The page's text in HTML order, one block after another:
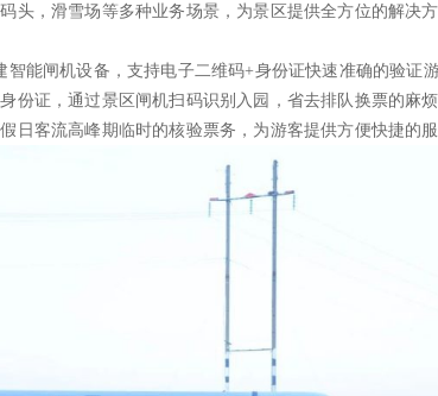
头，滑雪场等多种业务场景，为景区提供全方位的解决方
智能闸机设备，支持电子二维码+身份证快速准确的验证
份证，通过景区闸机扫码识别入园，省去排队换票的麻
日客流高峰期临时的核验票务，为游客提供方便快捷的服